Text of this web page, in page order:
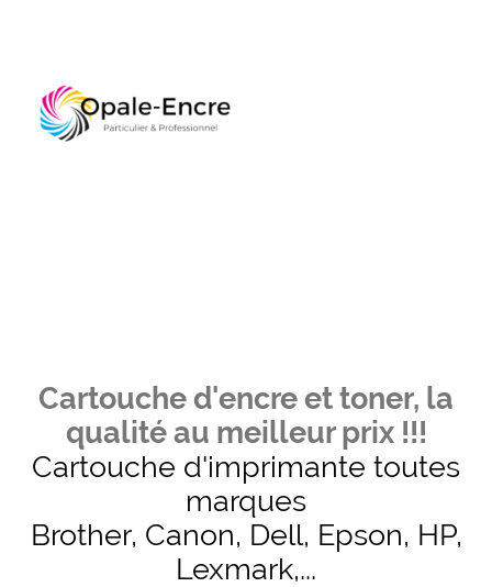
Cartouche d'encre et toner, la
qualité au meilleur prix !!!
Cartouche d'imprimante toutes
marques
Brother, Canon, Dell, Epson, HP,
Lexmark,...